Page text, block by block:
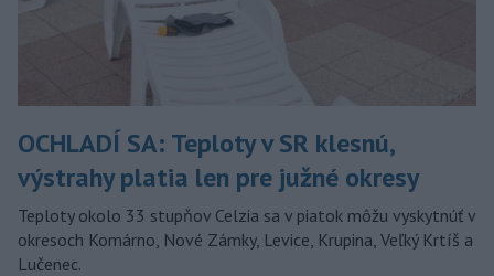
OCHLADÍ SA: Teploty v SR klesnú,
výstrahy platia len pre južné okresy
Teploty okolo 33 stupňov Celzia sa v piatok môžu vyskytnúť v
okresoch Komárno, Nové Zámky, Levice, Krupina, Veľký Krtíš a
Lučenec.